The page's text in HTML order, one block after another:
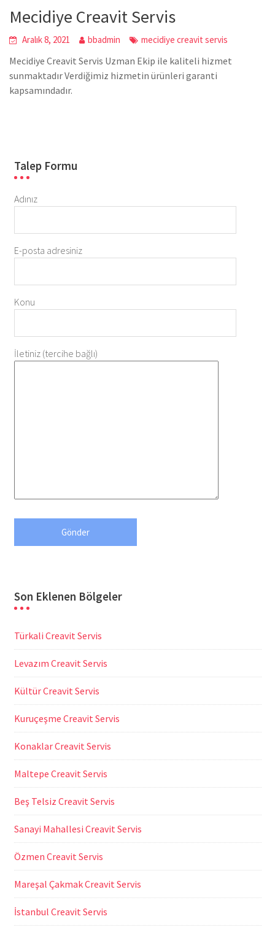
Mecidiye Creavit Servis
Aralık 8, 2021 bbadmin mecidiye creavit servis
Mecidiye Creavit Servis Uzman Ekip ile kaliteli hizmet
sunmaktadır Verdiğimiz hizmetin ürünleri garanti
kapsamındadır.
Talep Formu
Adınız
E-posta adresiniz
Konu
İletiniz (tercihe bağlı)
Son Eklenen Bölgeler
Türkali Creavit Servis
Levazım Creavit Servis
Kültür Creavit Servis
Kuruçeşme Creavit Servis
Konaklar Creavit Servis
Maltepe Creavit Servis
Beş Telsiz Creavit Servis
Sanayi Mahallesi Creavit Servis
Özmen Creavit Servis
Mareşal Çakmak Creavit Servis
İstanbul Creavit Servis